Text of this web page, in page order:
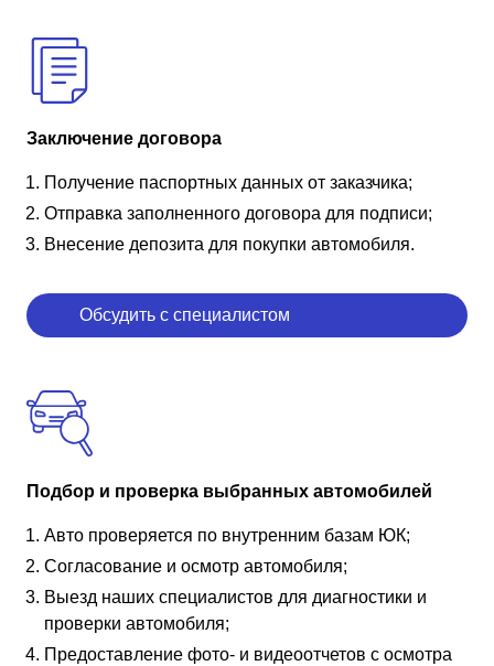
Заключение договора
Получение паспортных данных от заказчика;
Отправка заполненного договора для подписи;
Внесение депозита для покупки автомобиля.
Обсудить с специалистом
Подбор и проверка выбранных автомобилей
Авто проверяется по внутренним базам ЮК;
Согласование и осмотр автомобиля;
Выезд наших специалистов для диагностики и
проверки автомобиля;
Предоставление фото- и видеоотчетов с осмотра